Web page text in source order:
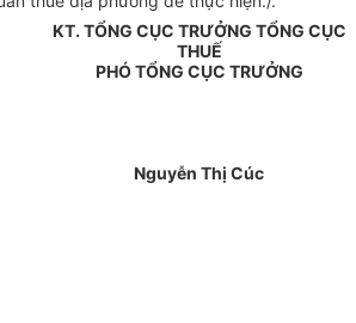
KT. TỔNG CỤC TRƯỞNG TỔNG CỤC
THUẾ
PHÓ TỔNG CỤC TRƯỞNG
Nguyễn Thị Cúc